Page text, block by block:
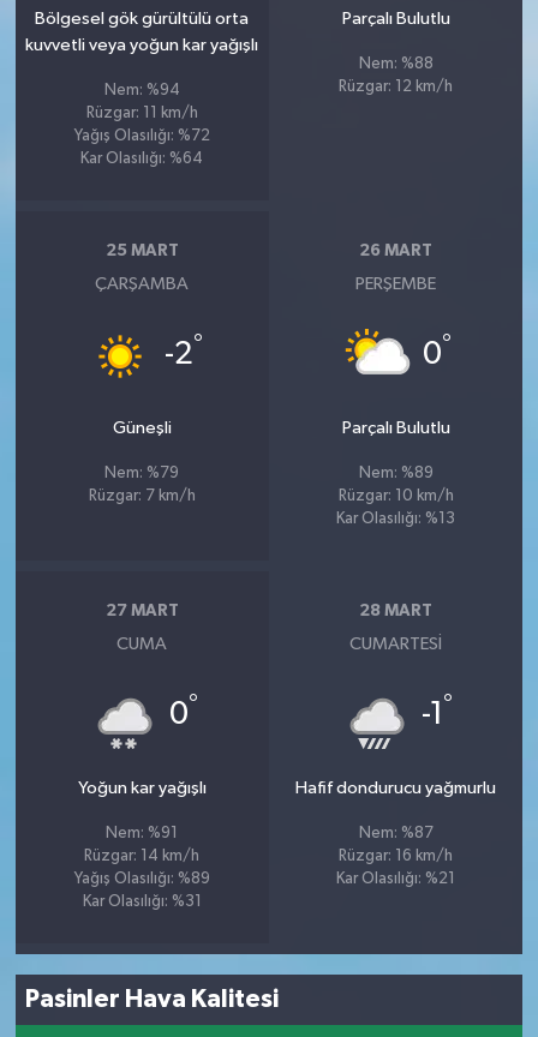
Bölgesel gök gürültülü orta
kuvvetli veya yoğun kar yağışlı
Nem: %94
Rüzgar: 11 km/h
Yağış Olasılığı: %72
Kar Olasılığı: %64
Parçalı Bulutlu
Nem: %88
Rüzgar: 12 km/h
25 MART
ÇARŞAMBA
-2°
Güneşli
Nem: %79
Rüzgar: 7 km/h
26 MART
PERŞEMBE
0°
Parçalı Bulutlu
Nem: %89
Rüzgar: 10 km/h
Kar Olasılığı: %13
27 MART
CUMA
0°
Yoğun kar yağışlı
Nem: %91
Rüzgar: 14 km/h
Yağış Olasılığı: %89
Kar Olasılığı: %31
28 MART
CUMARTESI
-1 °
Hafif dondurucu yağmurlu
Nem: %87
Rüzgar: 16 km/h
Kar Olasılığı: %21
Pasinler Hava Kalitesi